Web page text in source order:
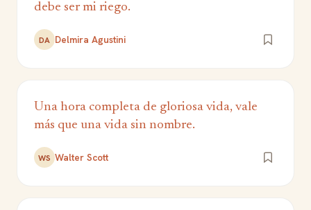
debe ser mi riego.
DA Delmira Agustini
Una hora completa de gloriosa vida, vale
más que una vida sin nombre.
WS Walter Scott